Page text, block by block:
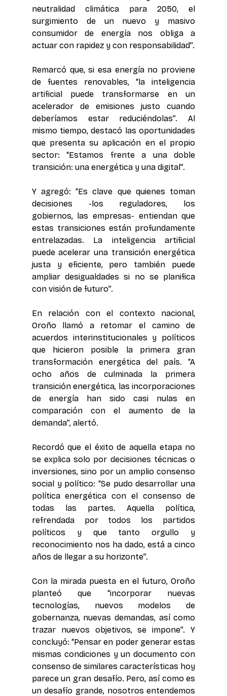
neutralidad climática para 2050, el
surgimiento de un nuevo y masivo
consumidor de energía nos obliga a
actuar con rapidez y con responsabilidad”.
Remarcó que, si esa energía no proviene
de fuentes renovables, “la inteligencia
artificial puede transformarse en un
acelerador de emisiones justo cuando
deberíamos estar reduciéndolas”. Al
mismo tiempo, destacó las oportunidades
que presenta su aplicación en el propio
sector: “Estamos frente a una doble
transición: una energética y una digital”.
Y agregó: “Es clave que quienes toman
decisiones -los reguladores, los
gobiernos, las empresas- entiendan que
estas transiciones están profundamente
entrelazadas. La inteligencia artificial
puede acelerar una transición energética
justa y eficiente, pero también puede
ampliar desigualdades si no se planifica
con visión de futuro”.
En relación con el contexto nacional,
Oroño llamó a retomar el camino de
acuerdos interinstitucionales y políticos
que hicieron posible la primera gran
transformación energética del país. “A
ocho años de culminada la primera
transición energética, las incorporaciones
de energía han sido casi nulas en
comparación con el aumento de la
demanda”, alertó.
Recordó que el éxito de aquella etapa no
se explica solo por decisiones técnicas o
inversiones, sino por un amplio consenso
social y político: “Se pudo desarrollar una
política energética con el consenso de
todas las partes. Aquella política,
refrendada por todos los partidos
políticos y que tanto orgullo y
reconocimiento nos ha dado, está a cinco
años de llegar a su horizonte”.
Con la mirada puesta en el futuro, Oroño
planteó que “incorporar nuevas
tecnologías, nuevos modelos de
gobernanza, nuevas demandas, así como
trazar nuevos objetivos, se impone”. Y
concluyó: “Pensar en poder generar estas
mismas condiciones y un documento con
consenso de similares características hoy
parece un gran desafío. Pero, así como es
un desafío grande, nosotros entendemos